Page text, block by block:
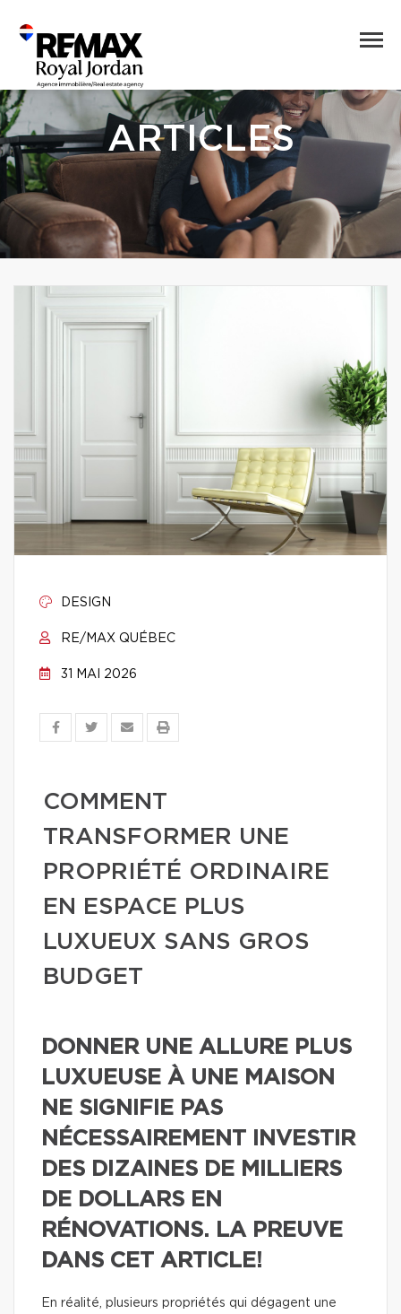
ARTICLES
DESIGN
RE/MAX QUÉBEC
31 MAI 2026
COMMENT
TRANSFORMER UNE
PROPRIÉTÉ ORDINAIRE
EN ESPACE PLUS
LUXUEUX SANS GROS
BUDGET
DONNER UNE ALLURE PLUS
LUXUEUSE À UNE MAISON
NE SIGNIFIE PAS
NÉCESSAIREMENT INVESTIR
DES DIZAINES DE MILLIERS
DE DOLLARS EN
RÉNOVATIONS. LA PREUVE
DANS CET ARTICLE!
En réalité, plusieurs propriétés qui dégagent une